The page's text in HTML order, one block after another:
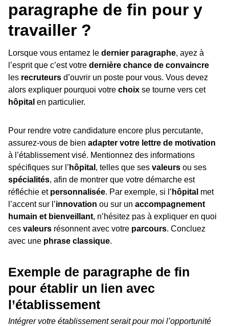
paragraphe de fin pour y
travailler ?
Lorsque vous entamez le dernier paragraphe, ayez à
l’esprit que c’est votre dernière chance de convaincre
les recruteurs d’ouvrir un poste pour vous. Vous devez
alors expliquer pourquoi votre choix se tourne vers cet
hôpital en particulier.
Pour rendre votre candidature encore plus percutante,
assurez-vous de bien adapter votre lettre de motivation
à l’établissement visé. Mentionnez des informations
spécifiques sur l’ hôpital , telles que ses valeurs ou ses
spécialités, afin de montrer que votre démarche est
réfléchie et personnalisée. Par exemple, si l’ hôpital met
l’accent sur l’innovation ou sur un accompagnement
humain et bienveillant, n’hésitez pas à expliquer en quoi
ces valeurs résonnent avec votre parcours. Concluez
avec une phrase classique.
Exemple de paragraphe de fin
pour établir un lien avec
l’établissement
Intégrer votre établissement serait pour moi l’opportunité